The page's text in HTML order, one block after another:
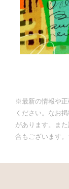
※最新の情報や正
ください。なお
があります。ま
合もございます。